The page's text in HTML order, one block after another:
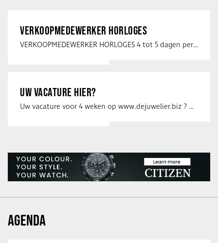
VERKOOPMEDEWERKER HORLOGES
VERKOOPMEDEWERKER HORLOGES 4 tot 5 dagen per week Heb jij een passie voor …
UW VACATURE HIER?
Uw vacature voor 4 weken op www.dejuwelier.biz ? Neem dan contact op met …
AGENDA